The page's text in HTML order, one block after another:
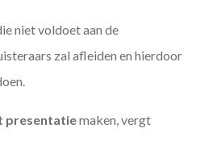
niet voldoet aan de
zal afleiden en hierdoor
presentatiemaken, vergt